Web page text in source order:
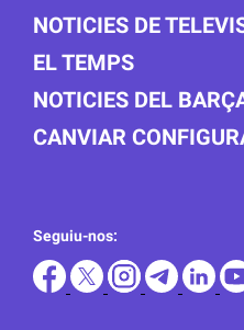
NOTICIES DE
EL TEMPS
NOTICIES DEL
CANVIAR
Seguiu-nos: